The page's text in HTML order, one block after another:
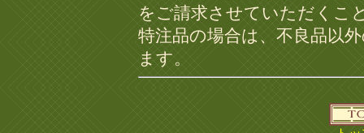
をご請求させていただくこ
特注品の場合は、不良品以
ます。